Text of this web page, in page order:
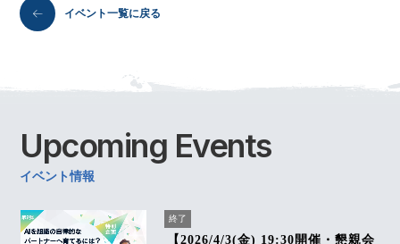
イベント一覧に戻る
Upcoming Events
イベント情報
終了
【2026/4/3(金) 19:30開催・懇親会